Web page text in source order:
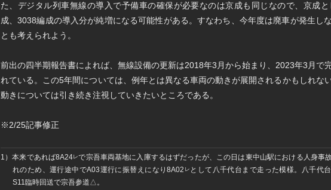
た、デジタル列車無線の導入で予備車の確保が必要なのは京成も同じなので、京成
成、3038編成の導入分が純増になる可能性がある。すなわち、今年度は廃車が発生し
とも考えられよう。
前出の四半期報告書によれば、無線設備の更新は2018年3月から始まり、2023年3月で
れている。この5年間については、例年とは異なる車両の動きが展開されるかもしれな
動きについては引き続き注視していきたいところである。
※2/25記事修正
1）本来であれば8A24レで宗吾車両基地に入庫するはずだったが、この日は東中山駅における人身事
れのため、運行途中でA03運行に振替えになり8A02 レ として八千代台まで走った模様。八千代
S11臨時回送で宗吾参道△。